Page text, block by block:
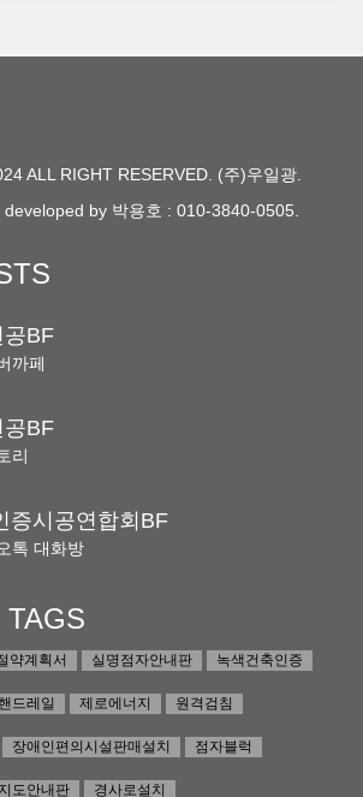
ALL RIGHT RESERVED. (주)우일광.
by 박용호 : 010-3840-0505.
공BF
까페
공BF
리
증시공연합회BF
톡 대화방
TAGS
약계획서 실명점자안내판 녹색건축인증
드레일 제로에너지 원격검침
장애인편의시설판매설치 점자블럭
도안내판 경사로설치